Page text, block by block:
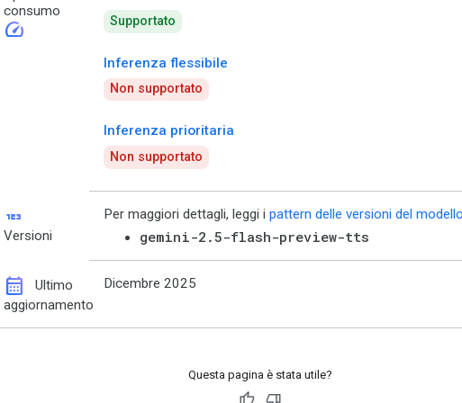
consumo
speed Supportato
Inferenza flessibile
Non supportato
Inferenza prioritaria
Non supportato
123
Versioni
Per maggiori dettagli, leggi i pattern delle versioni del
gemini-2.5-flash-preview-tts
calendar_month
Ultimo
aggiornamento
Dicembre 2025
Questa pagina è stata utile?